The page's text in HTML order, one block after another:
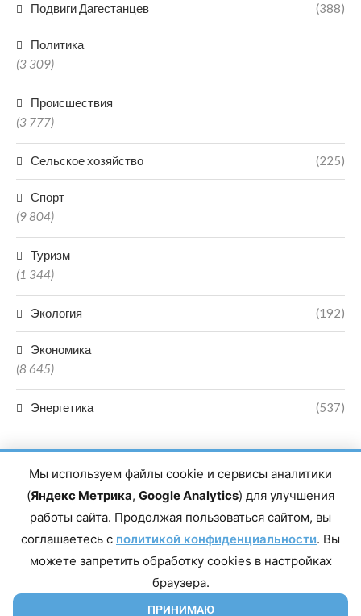
Подвиги Дагестанцев (388)
Политика
(3 309)
Происшествия
(3 777)
Сельское хозяйство (225)
Спорт
(9 804)
Туризм
(1 344)
Экология (192)
Экономика
(8 645)
Энергетика (537)
Главный редактор сетевого издания Магомаев Тимур Нухович.
Контакты редакции: 8(988)-292-94-34 Почта: vestiskfo@gmail.com По
Республика Дагестан, г. Махачкала, пр-т Насрутдинова, д. 1а. Все
права защищены. Копирование и использование полных материалов
запрещено, частичное цитирование возможно только при условии
Мы используем файлы cookie и сервисы аналитики
(Яндекс Метрика, Google Analytics) для улучшения
работы сайта. Продолжая пользоваться сайтом, вы
соглашаетесь с политикой конфиденциальности. Вы
можете запретить обработку cookies в настройках
браузера.
ПРИНИМАЮ